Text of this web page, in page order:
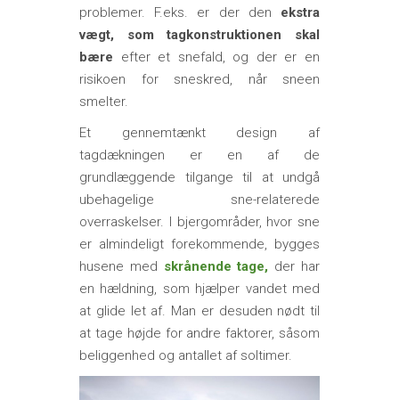
problemer. F.eks. er der den ekstra
vægt, som tagkonstruktionen skal
bære efter et snefald, og der er en
risikoen for sneskred, når sneen
smelter.
Et gennemtænkt design af
tagdækningen er en af de
grundlæggende tilgange til at undgå
ubehagelige sne-relaterede
overraskelser. I bjergområder, hvor sne
er almindeligt forekommende, bygges
husene med skrånende tage, der har
en hældning, som hjælper vandet med
at glide let af. Man er desuden nødt til
at tage højde for andre faktorer, såsom
beliggenhed og antallet af soltimer.